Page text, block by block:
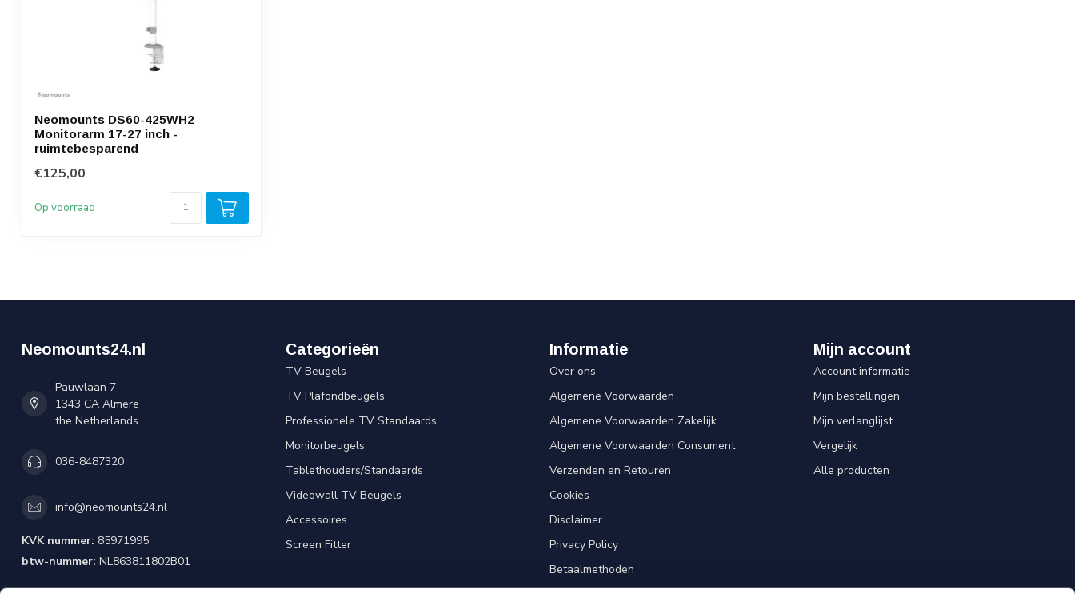
Neomounts DS60-425WH2
Monitorarm 17-27 inch -
ruimtebesparend
€125,00
Op voorraad
Neomounts24.nl
Pauwlaan 7
1343 CA Almere
the Netherlands
036-8487320
info@neomounts24.nl
KVK nummer: 85971995
btw-nummer: NL863811802B01
Categorieën
TV Beugels
TV Plafondbeugels
Professionele TV Standaards
Monitorbeugels
Tablethouders/Standaards
Videowall TV Beugels
Accessoires
Screen Fitter
Informatie
Over ons
Algemene Voorwaarden
Algemene Voorwaarden Zakelijk
Algemene Voorwaarden Consument
Verzenden en Retouren
Cookies
Disclaimer
Privacy Policy
Betaalmethoden
Mijn account
Account informatie
Mijn bestellingen
Mijn verlanglijst
Vergelijk
Alle producten